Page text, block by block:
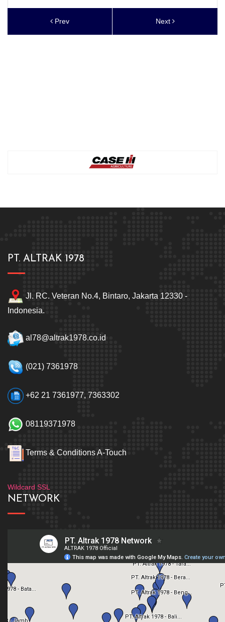
Prev Next
PT. ALTRAK 1978
Jl. RC. Veteran No.4, Bintaro, Jakarta 12330 -
Indonesia.
al78@altrak1978.co.id
(021) 7361978
+62 21 7361977, 7363302
08119371978
Terms & Conditions A-Touch
Wildcard SSL
NETWORK